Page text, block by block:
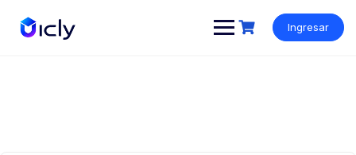
Ingresar